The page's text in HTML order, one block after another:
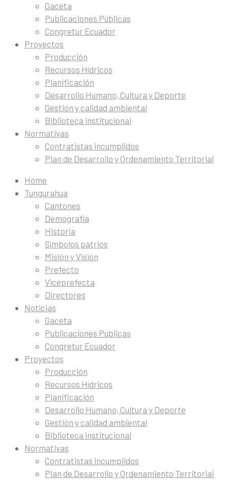
Gaceta
Publicaciones Públicas
Congretur Ecuador
Proyectos
Producción
Recursos Hídricos
Planificación
Desarrollo Humano, Cultura y Deporte
Gestión y calidad ambiental
Biblioteca institucional
Normativas
Contratistas incumplidos
Plan de Desarrollo y Ordenamiento Territorial
Home
Tungurahua
Cantones
Demografía
Historia
Símbolos patrios
Misión y Visión
Prefecto
Viceprefecta
Directores
Noticias
Gaceta
Publicaciones Públicas
Congretur Ecuador
Proyectos
Producción
Recursos Hídricos
Planificación
Desarrollo Humano, Cultura y Deporte
Gestión y calidad ambiental
Biblioteca institucional
Normativas
Contratistas incumplidos
Plan de Desarrollo y Ordenamiento Territorial